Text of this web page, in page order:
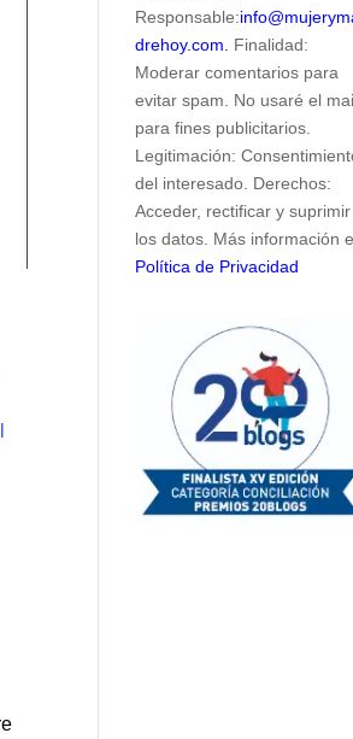
Responsable:
drehoy.com.
Finalidad:
Moderar comentarios para
evitar spam. No usaré el
para fines publicitarios.
Legitimación:
del interesado. Derechos:
Acceder, rectificar y suprimir
los datos. Más información
Política de Privacidad